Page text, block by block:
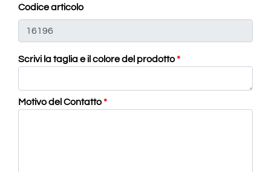
Codice articolo
Scrivi la taglia e il colore del prodotto*
Motivo del Contatto*